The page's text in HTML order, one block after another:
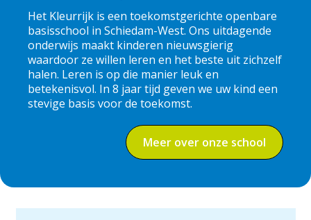
Het Kleurrijk is een toekomstgerichte openbare
basisschool in Schiedam-West. Ons uitdagende
onderwijs maakt kinderen nieuwsgierig
waardoor ze willen leren en het beste uit zichzelf
halen. Leren is op die manier leuk en
betekenisvol. In 8 jaar tijd geven we uw kind een
stevige basis voor de toekomst.
Meer over onze school